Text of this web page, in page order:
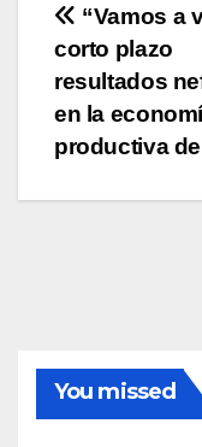
de
“Vamos a
corto plazo
resultados
en la
productiva
You missed